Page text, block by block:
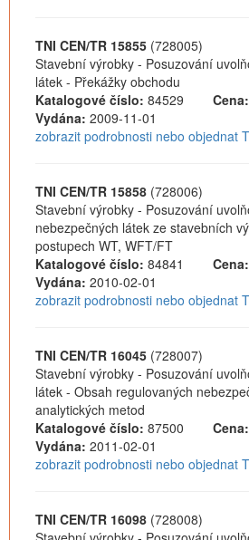
TNI CEN/TR 15855 (728005)
Stavební výrobky - Posuzování
látek - Překážky obchodu
Katalogové číslo: 84529 Cena:
Vydána: 2009-11-01
zobrazit podrobnosti nebo objednat
TNI CEN/TR 15858 (728006)
Stavební výrobky - Posuzování
nebezpečných látek ze stavebních
postupech WT, WFT/FT
Katalogové číslo: 84841 Cena:
Vydána: 2010-02-01
zobrazit podrobnosti nebo objednat
TNI CEN/TR 16045 (728007)
Stavební výrobky - Posuzování
látek - Obsah regulovaných
analytických metod
Katalogové číslo: 87500 Cena:
Vydána: 2011-02-01
zobrazit podrobnosti nebo objednat
TNI CEN/TR 16098 (728008)